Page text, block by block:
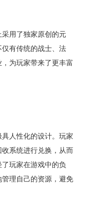
用了独家原创的元
有传统的战士、法
为玩家带来了更丰富
人性化的设计。玩家
系统进行兑换，从而
玩家在游戏中的负
理自己的资源，避免